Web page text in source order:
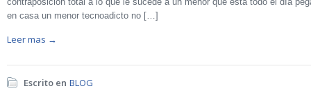
en casa un menor tecnoadicto no […]
Leer mas →
Escrito en BLOG